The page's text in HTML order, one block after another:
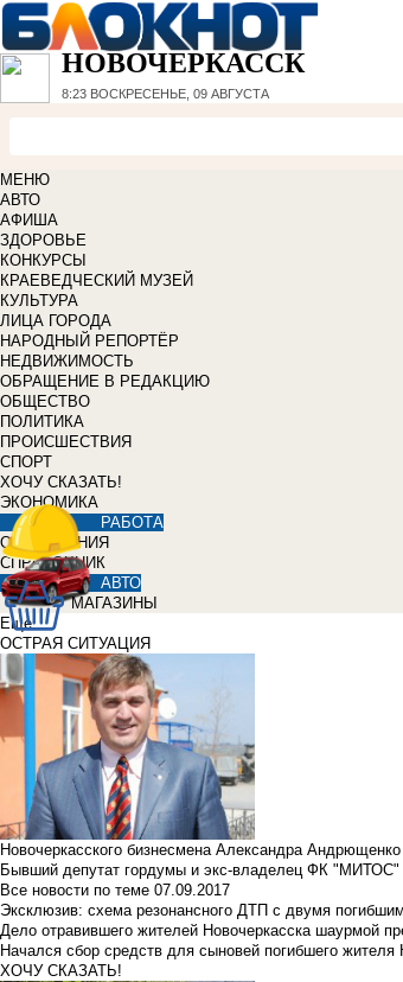
НОВОЧЕРКАССК
8:23 ВОСКРЕСЕНЬЕ, 09 АВГУСТА
МЕНЮ
АВТО
АФИША
ЗДОРОВЬЕ
КОНКУРСЫ
КРАЕВЕДЧЕСКИЙ МУЗЕЙ
КУЛЬТУРА
ЛИЦА ГОРОДА
НАРОДНЫЙ РЕПОРТЁР
НЕДВИЖИМОСТЬ
ОБРАЩЕНИЕ В РЕДАКЦИЮ
ОБЩЕСТВО
ПОЛИТИКА
ПРОИСШЕСТВИЯ
СПОРТ
ХОЧУ СКАЗАТЬ!
ЭКОНОМИКА
РАБОТА
ОБЪЯВЛЕНИЯ
СПРАВОЧНИК
АВТО
МАГАЗИНЫ
Еще
ОСТРАЯ СИТУАЦИЯ
Новочеркасского бизнесмена Александра
Бывший депутат гордумы и экс-владелец ФК
Все новости по теме 07.09.2017
Эксклюзив: схема резонансного ДТП с двумя
Дело отравившего жителей Новочеркасска шаурмой
Начался сбор средств для сыновей погибшего
ХОЧУ СКАЗАТЬ!